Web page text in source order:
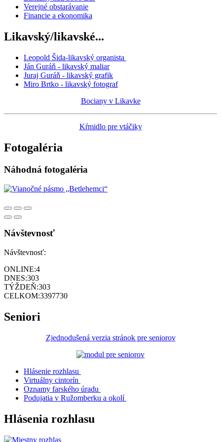
Verejné obstarávanie
Financie a ekonomika
Likavský/likavské...
Leopold Šida-likavský organista
Ján Guráň - likavský maliar
Juraj Guráň - likavský grafik
Miro Brtko - likavský fotograf
Bociany v Likavke
Kŕmidlo pre vtáčiky
Fotogaléria
Náhodná fotogaléria
Návštevnosť
Návštevnosť:
ONLINE:4
DNES:303
TÝŽDEŇ:303
CELKOM:3397730
Seniori
Zjednodušená verzia stránok pre seniorov
Hlásenie rozhlasu
Virtuálny cintorín
Oznamy farského úradu
Podujatia v Ružomberku a okolí
Hlásenia rozhlasu